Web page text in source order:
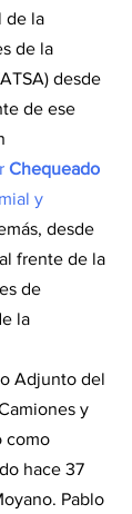
de la
de la
desde
de ese
Chequeado
y
desde
frente de la
de
la
Adjunto del
y
como
hace 37
Pablo